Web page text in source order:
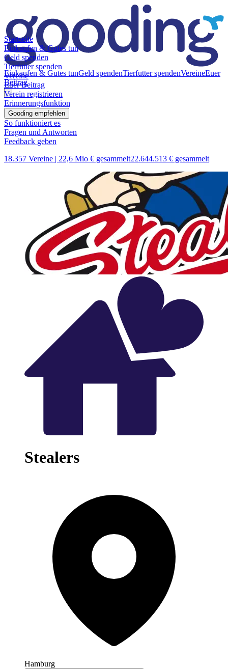
Einkaufen & Gutes tunGeld spendenTierfutter spendenVereineEuer
Beitrag
Startseite
Einkaufen & Gutes tun
Geld spenden
Tierfutter spenden
Vereine
Euer Beitrag
Verein registrieren
Erinnerungsfunktion
Gooding empfehlen
So funktioniert es
Fragen und Antworten
Feedback geben
18.357 Vereine | 22,6 Mio € gesammelt22.644.513 € gesammelt
Stealers
Hamburg